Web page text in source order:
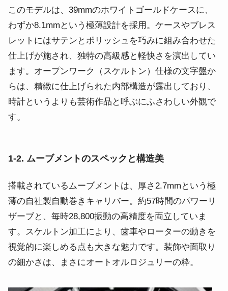
このモデルは、39mmのホワイトゴールドケースに、
わずか8.1mmという極薄設計を採用。ケースやブレス
レットにはサテンとポリッシュを巧みに組み合わせた
仕上げが施され、独特の高級感と軽快さを演出してい
ます。オープンワーク（スケルトン）仕様の文字盤か
らは、精緻に仕上げられた内部構造が露出しており、
時計というよりも芸術作品と呼ぶにふさわしい外観で
す。
1-2. ムーブメントのスペックと構造美
搭載されているムーブメントは、厚さ2.7mmという極
薄の自社製自動巻きキャリバー。約57時間のパワーリ
ザーブと、毎時28,800振動の高精度を両立していま
す。スケルトン加工により、歯車やローターの動きを
視覚的に楽しめる点も大きな魅力です。装飾や面取り
の細かさは、まさにオートオルロジュリーの粋。